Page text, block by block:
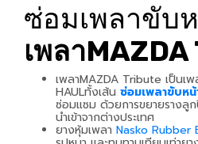
ซ่อมเพลาขับ
เพลา
เพลาMAZDA Tribute เป็นเพ
HAULทั้งเส้น ซ่อมเพลาขับหน้
ซ่อมแซม ด้วยการขยายรางลู
นำเข้าจากต่างประเทศ
ยางหุ้มเพลา Nasko Rubber